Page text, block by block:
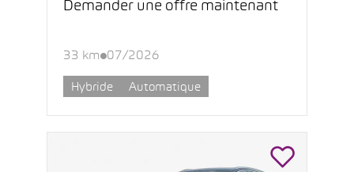
Demander une offre maintenant
33 km 07/2026
Hybride Automatique